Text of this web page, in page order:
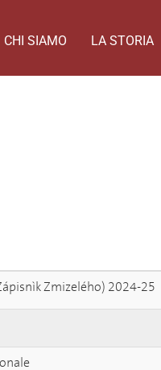
CHI SIAMO LA STORIA
Zmizelého) 2024-25